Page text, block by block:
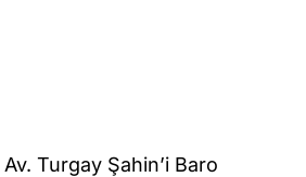
Turgay Şahin’i Baro